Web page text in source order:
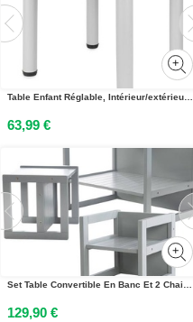
Table Enfant Réglable, Intérieur/extérieur Gris
63,99 €
Set Table Convertible En Banc Et 2 Chaises Évolutives Gris
129,90 €